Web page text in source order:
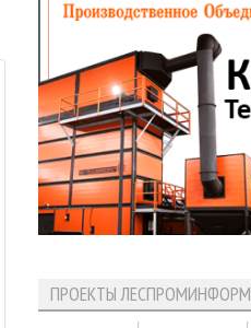
ПРОЕКТЫ ЛЕСПРОМИНФОРМ